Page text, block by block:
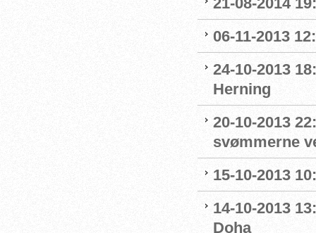
06-11-2013
24-10-2013
Herning
20-10-2013
svømmerne
15-10-2013
14-10-2013
Doha